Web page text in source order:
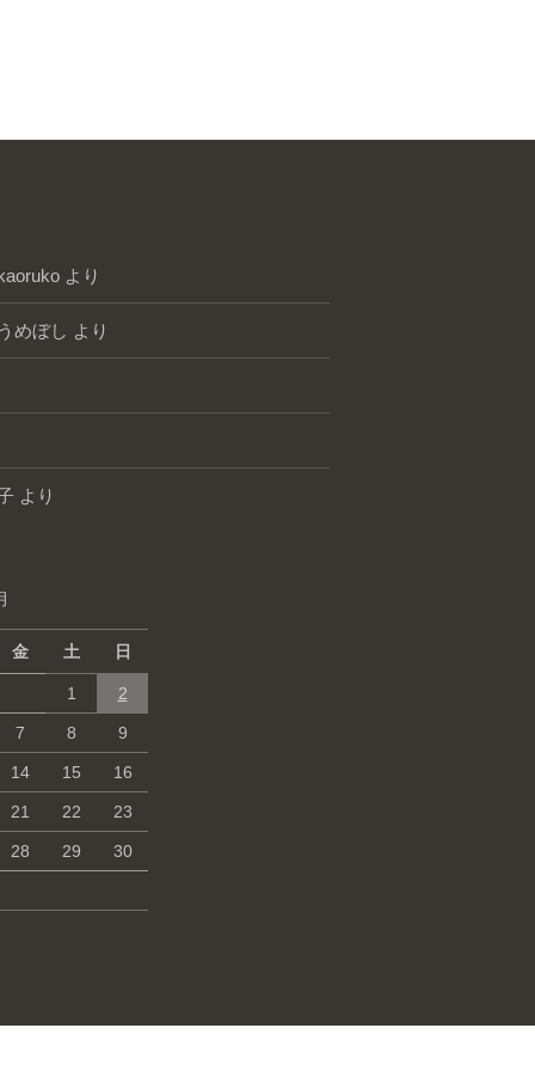
より
めぼし より
より
金 土 日
1 2
7 8 9
14 15 16
21 22 23
28 29 30